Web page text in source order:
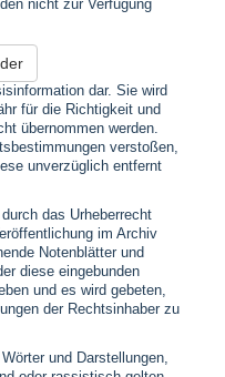
nicht zur Verfügung
dar. Sie wird
für die Richtigkeit und
übernommen werden.
verstoßen,
unverzüglich entfernt
das Urheberrecht
im Archiv
Notenblätter und
diese eingebunden
und es wird gebeten,
der Rechtsinhaber zu
und Darstellungen,